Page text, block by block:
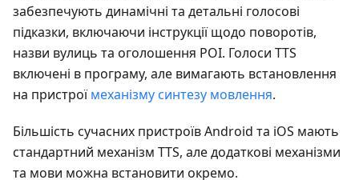
забезпечують динамічні та детальні голосові
підказки, включаючи інструкції щодо поворотів,
назви вулиць та оголошення POI. Голоси TTS
включені в програму, але вимагають встановлення
на пристроїмеханізму синтезу мовлення.
Більшість сучасних пристроїв Android та iOS мають
стандартний механізм TTS, але додаткові механізми
та мови можна встановити окремо.